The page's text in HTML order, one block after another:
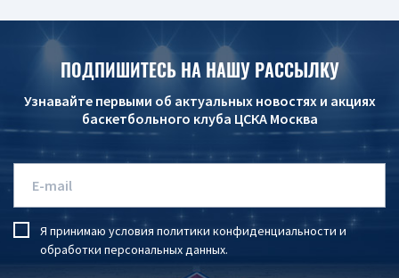
ПОДПИШИТЕСЬ НА НАШУ РАССЫЛКУ
Узнавайте первыми об актуальных новостях и акциях
баскетбольного клуба ЦСКА Москва
Я принимаю условия политики конфиденциальности и
обработки персональных данных.